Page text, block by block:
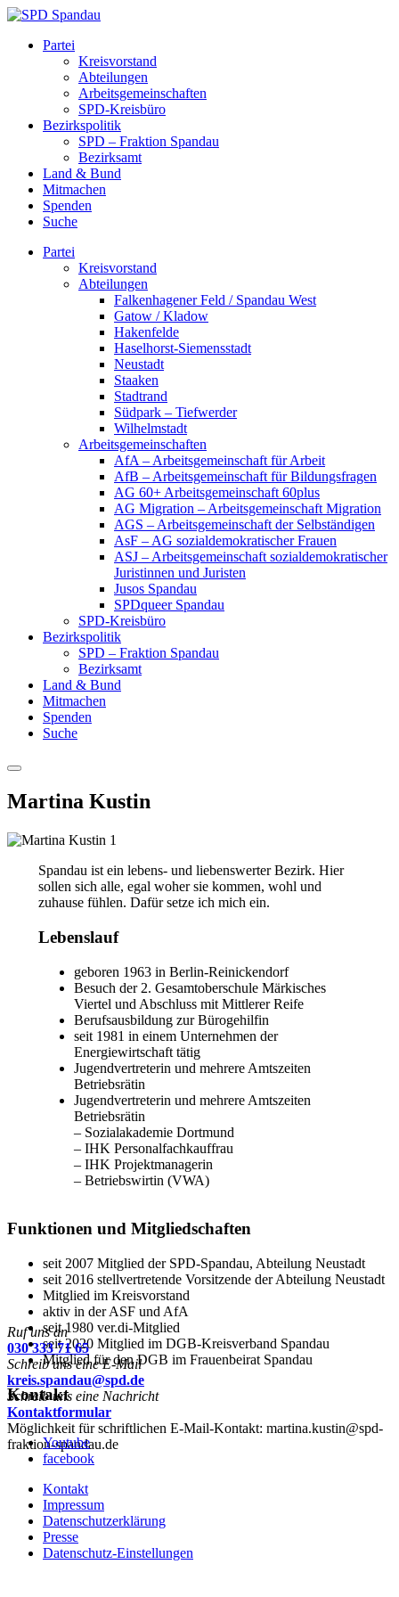
Skip
content
SpandauPartei
Kreisvorstand
Abteilungen
Arbeitsgemeinschaften
SPD-Kreisbüro
Bezirkspolitik
SPD – Fraktion Spandau
Bezirksamt
Land & Bund
Mitmachen
Spenden
Suche
Partei
Kreisvorstand
Abteilungen
Falkenhagener Feld / Spandau West
Gatow / Kladow
Hakenfelde
Haselhorst-Siemensstadt
Neustadt
Staaken
Stadtrand
Südpark – Tiefwerder
Wilhelmstadt
Arbeitsgemeinschaften
AfA – Arbeitsgemeinschaft für Arbeit
AfB – Arbeitsgemeinschaft für Bildungsfragen
AG 60+ Arbeitsgemeinschaft 60plus
AG Migration – Arbeitsgemeinschaft Migration
AGS – Arbeitsgemeinschaft der Selbständigen
AsF – AG sozialdemokratischer Frauen
ASJ – Arbeitsgemeinschaft sozialdemokratischer
Juristinnen und Juristen
Jusos Spandau
SPDqueer Spandau
SPD-Kreisbüro
Bezirkspolitik
SPD – Fraktion Spandau
Bezirksamt
Land & Bund
Mitmachen
Spenden
Suche
Menu
Martina Kustin
Spandau ist ein lebens- und liebenswerter Bezirk. Hier
sollen sich alle, egal woher sie kommen, wohl und
zuhause fühlen. Dafür setze ich mich ein.
Lebenslauf
geboren 1963 in Berlin-Reinickendorf
Besuch der 2. Gesamtoberschule Märkisches
Viertel und Abschluss mit Mittlerer Reife
Berufsausbildung zur Bürogehilfin
seit 1981 in einem Unternehmen der
Energiewirtschaft tätig
Jugendvertreterin und mehrere Amtszeiten
Betriebsrätin
Jugendvertreterin und mehrere Amtszeiten
Betriebsrätin
– Sozialakademie Dortmund
– IHK Personalfachkauffrau
– IHK Projektmanagerin
– Betriebswirtin (VWA)
Funktionen und Mitgliedschaften
seit 2007 Mitglied der SPD-Spandau, Abteilung Neustadt
seit 2016 stellvertretende Vorsitzende der Abteilung Neustadt
Mitglied im Kreisvorstand
aktiv in der ASF und AfA
seit 1980 ver.di-Mitglied
seit 2020 Mitglied im DGB-Kreisverband Spandau
Mitglied für den DGB im Frauenbeirat Spandau
Kontakt
Möglichkeit für schriftlichen E-Mail-Kontakt: martina.kustin@spd-
fraktion-spandau.de
Ruf uns an
030 333 71 65
Schreib uns eine E-Mail
kreis.spandau@spd.de
Schreib uns eine Nachricht
Kontaktformular
Youtube
facebook
Kontakt
Impressum
Datenschutzerklärung
Presse
Datenschutz-Einstellungen